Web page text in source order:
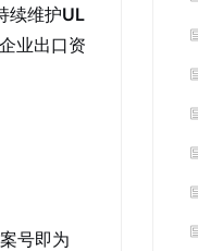
续维护UL
业出口资
号即为